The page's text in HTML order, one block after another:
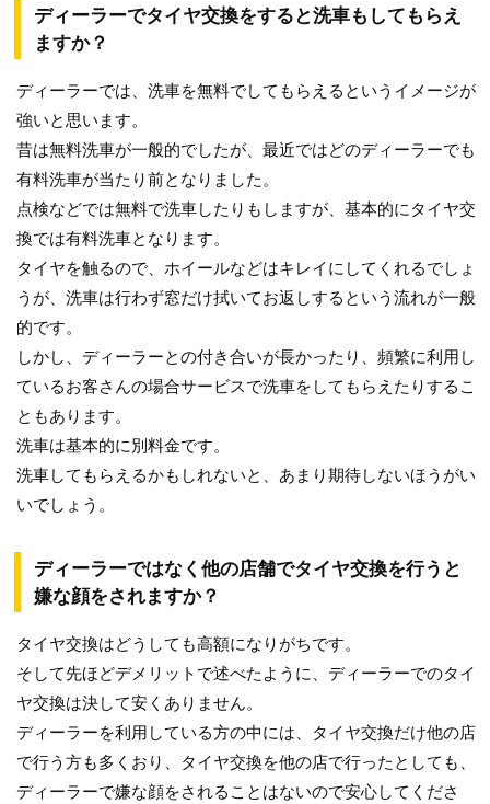
ディーラーでタイヤ交換をすると洗車もしてもらえ
ますか？
ディーラーでは、洗車を無料でしてもらえるというイメージが
強いと思います。
昔は無料洗車が一般的でしたが、最近ではどのディーラーでも
有料洗車が当たり前となりました。
点検などでは無料で洗車したりもしますが、基本的にタイヤ交
換では有料洗車となります。
タイヤを触るので、ホイールなどはキレイにしてくれるでしょ
うが、洗車は行わず窓だけ拭いてお返しするという流れが一般
的です。
しかし、ディーラーとの付き合いが長かったり、頻繁に利用し
ているお客さんの場合サービスで洗車をしてもらえたりするこ
ともあります。
洗車は基本的に別料金です。
洗車してもらえるかもしれないと、あまり期待しないほうがい
いでしょう。
ディーラーではなく他の店舗でタイヤ交換を行うと
嫌な顔をされますか？
タイヤ交換はどうしても高額になりがちです。
そして先ほどデメリットで述べたように、ディーラーでのタイ
ヤ交換は決して安くありません。
ディーラーを利用している方の中には、タイヤ交換だけ他の店
で行う方も多くおり、タイヤ交換を他の店で行ったとしても、
ディーラーで嫌な顔をされることはないので安心してくださ